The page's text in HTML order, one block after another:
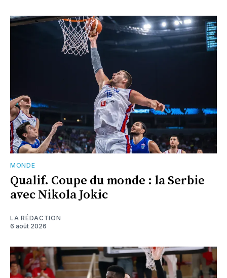
MONDE
Qualif. Coupe du monde : la Serbie
avec Nikola Jokic
LA RÉDACTION
6 août 2026